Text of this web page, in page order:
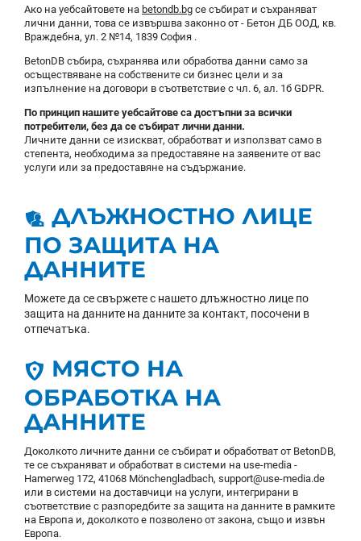
Ако на уебсайтовете на betondb.bg се събират и съхраняват
лични данни, това се извършва законно от - Бетон ДБ ООД, кв.
Враждебна, ул. 2 №14, 1839 София .
BetonDB събира, съхранява или обработва данни само за
осъществяване на собствените си бизнес цели и за
изпълнение на договори в съответствие с чл. 6, ал. 1б GDPR.
По принцип нашите уебсайтове са достъпни за всички
потребители, без да се събират лични данни.
Личните данни се изискват, обработват и използват само в
степента, необходима за предоставяне на заявените от вас
услуги или за предоставяне на съдържание.
ДЛЪЖНОСТНО ЛИЦЕ
ПО ЗАЩИТА НА
ДАННИТЕ
Можете да се свържете с нашето длъжностно лице по
защита на данните на данните за контакт, посочени в
отпечатъка.
МЯСТО НА
ОБРАБОТКА НА
ДАННИТЕ
Доколкото личните данни се събират и обработват от BetonDB,
те се съхраняват и обработват в системи на use-media -
Hamerweg 172, 41068 Mönchengladbach, support@use-media.de
или в системи на доставчици на услуги, интегрирани в
съответствие с разпоредбите за защита на данните в рамките
на Европа и, доколкото е позволено от закона, също и извън
Европа.